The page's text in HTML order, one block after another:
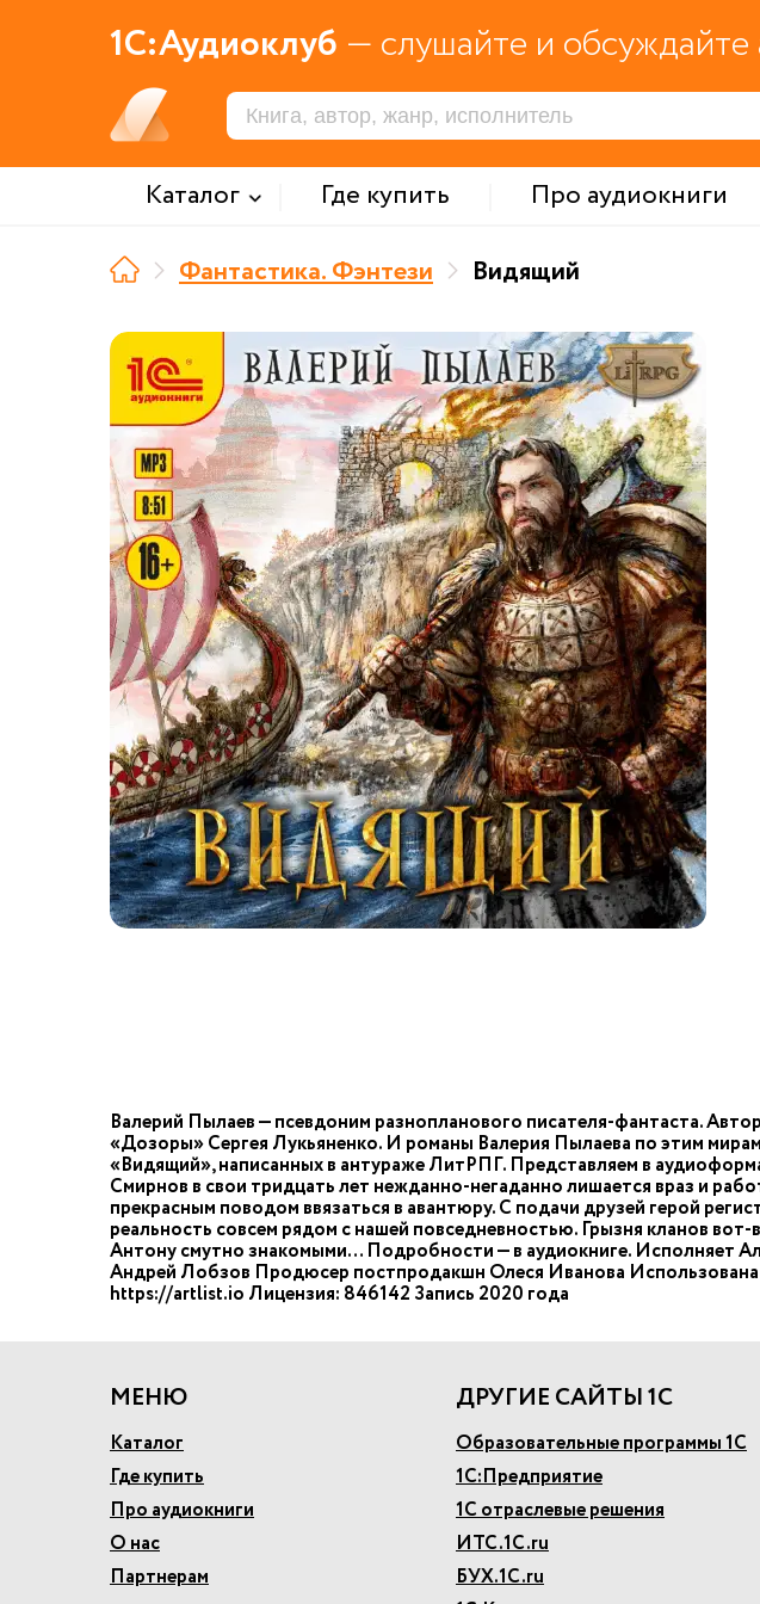
1С:Аудиоклуб — слушайте и обсуждайте
Каталог Где купить Про аудиокниги
Фантастика. Фэнтези
Видящий
Валерий Пылаев — псевдоним разнопланового писателя-фантаста.
«Дозоры» Сергея Лукьяненко. И романы Валерия Пылаева по этим
«Видящий», написанных в антураже ЛитРПГ. Представляем в
Смирнов в свои тридцать лет нежданно-негаданно лишается враз и
прекрасным поводом ввязаться в авантюру. С подачи друзей герой
реальность совсем рядом с нашей повседневностью. Грызня кланов
Антону смутно знакомыми… Подробности — в аудиокниге. Исполняет
Андрей Лобзов Продюсер постпродакшн Олеся Иванова
https://artlist.io Лицензия: 846142 Запись 2020 года
МЕНЮ
Каталог
Где купить
Про аудиокниги
О нас
Партнерам
ДРУГИЕ САЙТЫ 1С
Образовательные программы 1С
1С:Предприятие
1С отраслевые решения
ИТС.1С.ru
БУХ.1С.ru